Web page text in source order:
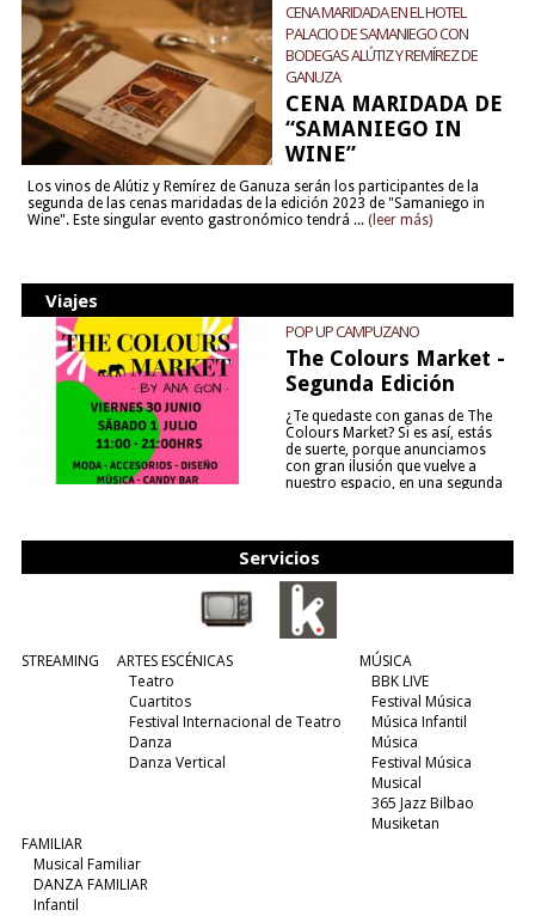
CENA MARIDADA EN EL HOTEL
PALACIO DE SAMANIEGO CON
BODEGAS ALÚTIZ Y REMÍREZ DE
GANUZA
CENA MARIDADA DE
“SAMANIEGO IN
WINE”
Los vinos de Alútiz y Remírez de Ganuza serán los participantes de la
segunda de las cenas maridadas de la edición 2023 de "Samaniego in
Wine". Este singular evento gastronómico tendrá ... (leer más)
Viajes
POP UP CAMPUZANO
The Colours Market -
Segunda Edición
¿Te quedaste con ganas de The
Colours Market? Si es así, estás
de suerte, porque anunciamos
con gran ilusión que vuelve a
nuestro espacio, en una segunda
Servicios
STREAMING
ARTES ESCÉNICAS
Teatro
Cuartitos
Festival Internacional de Teatro
Danza
Danza Vertical
MÚSICA
BBK LIVE
Festival Música
Música Infantil
Música
Festival Música
Musical
365 Jazz Bilbao
Musiketan
FAMILIAR
Musical Familiar
DANZA FAMILIAR
Infantil